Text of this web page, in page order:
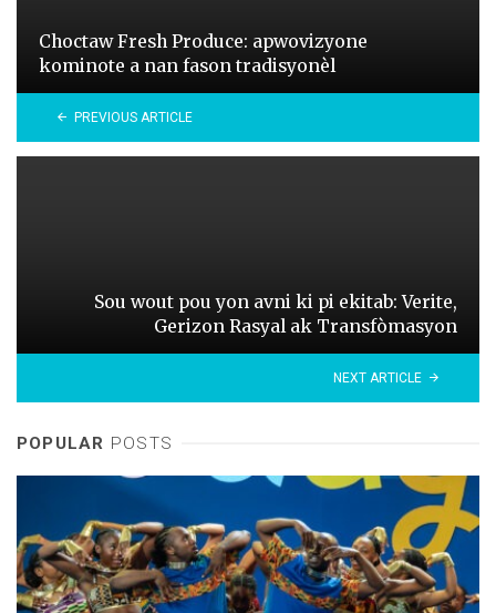
Choctaw Fresh Produce: apwovizyone
kominote a nan fason tradisyonèl
PREVIOUS ARTICLE
Sou wout pou yon avni ki pi ekitab: Verite,
Gerizon Rasyal ak Transfòmasyon
NEXT ARTICLE
POPULAR POSTS